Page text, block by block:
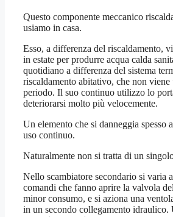
Questo componente meccanico
usiamo in casa.
Esso, a differenza del riscaldamento,
in estate per produrre acqua calda
quotidiano a differenza del sistema
riscaldamento abitativo, che non viene
periodo. Il suo continuo utilizzo lo
deteriorarsi molto più velocemente.
Un elemento che si danneggia spesso
uso continuo.
Naturalmente non si tratta di un
Nello scambiatore secondario si varia
comandi che fanno aprire la valvola
minor consumo, e si aziona una
in un secondo collegamento idraulico.